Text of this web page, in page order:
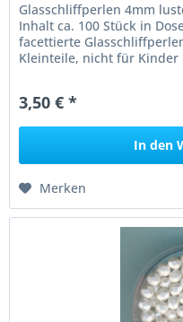
Glasschliffperlen 4mm
Inhalt ca. 100 Stück in
facettierte
Kleinteile, nicht für Kinder
3,50 € *
In den
Merken